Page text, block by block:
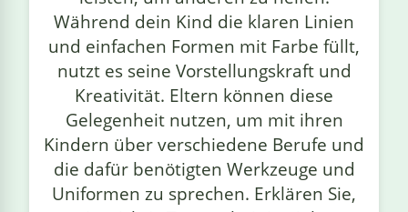
Während dein Kind die klaren Linien
und einfachen Formen mit Farbe füllt,
nutzt es seine Vorstellungskraft und
Kreativität. Eltern können diese
Gelegenheit nutzen, um mit ihren
Kindern über verschiedene Berufe und
die dafür benötigten Werkzeuge und
Uniformen zu sprechen. Erklären Sie,